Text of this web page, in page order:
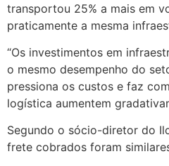
transportou 25% a mais em
praticamente a mesma
“Os investimentos em
o mesmo desempenho do
pressiona os custos e faz
logística aumentem
Segundo o sócio-diretor do
frete cobrados foram